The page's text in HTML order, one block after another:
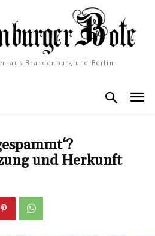
aus Brandenburg und Berlin
und Herkunft